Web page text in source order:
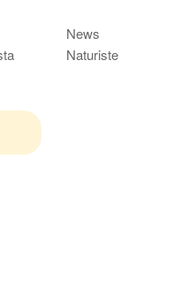
News
Naturiste